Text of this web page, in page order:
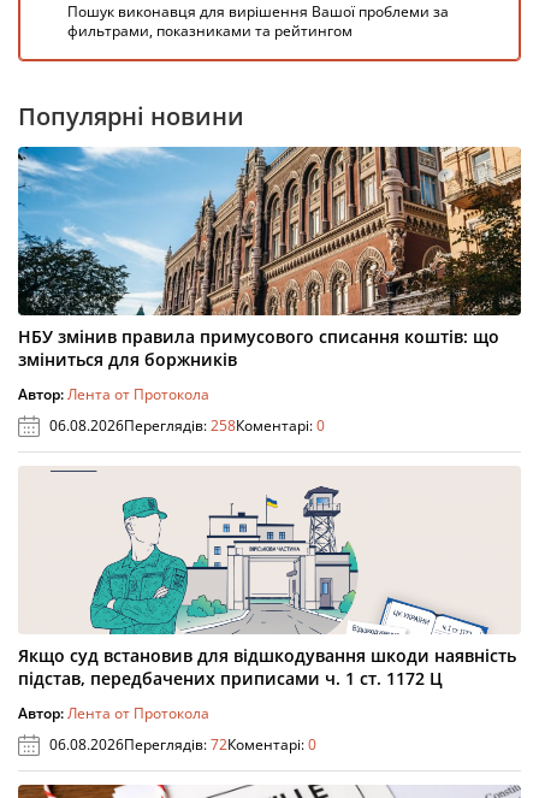
Пошук виконавця для вирішення Вашої проблеми за
фильтрами, показниками та рейтингом
Популярні новини
НБУ змінив правила примусового списання коштів: що
зміниться для боржників
Автор:Лента от Протокола
06.08.2026Переглядів:258Коментарі:0
Якщо суд встановив для відшкодування шкоди наявність
підстав, передбачених приписами ч. 1 ст. 1172 Ц
Автор:Лента от Протокола
06.08.2026Переглядів:72Коментарі:0